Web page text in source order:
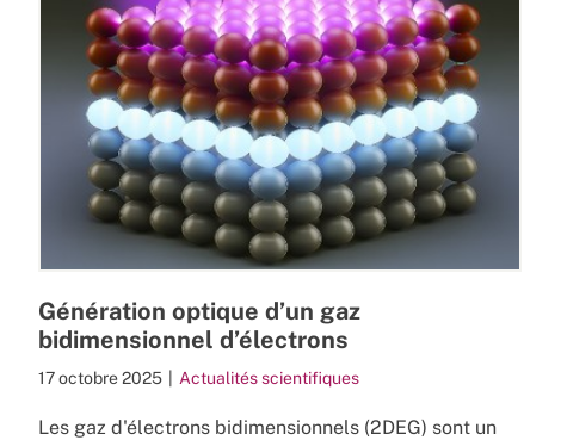
Génération optique d’un gaz
bidimensionnel d’électrons
17 octobre 2025 Actualités scientifiques
Les gaz d'électrons bidimensionnels (2DEG) sont un